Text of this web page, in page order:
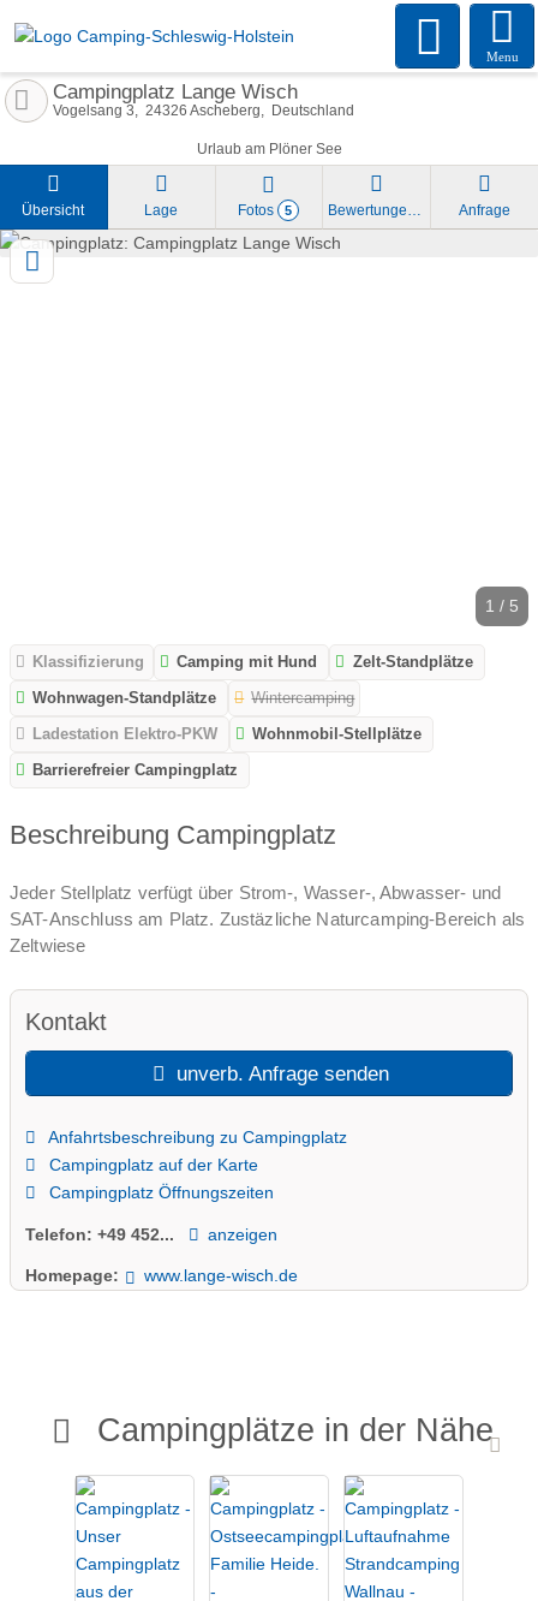
Menu
Campingplatz Lange Wisch
Vogelsang 3 24326 Ascheberg Deutschland
Urlaub am Plöner See
Übersicht Lage Fotos 5 Bewertungen Anfrage
1 / 5
Klassifizierung Camping mit Hund
Zelt-Standplätze
Wohnwagen-Standplätze
Wintercamping
Ladestation Elektro-PKW
Wohnmobil-Stellplätze
Barrierefreier Campingplatz
Beschreibung Campingplatz
Jeder Stellplatz verfügt über Strom-, Wasser-, Abwasser- und
SAT-Anschluss am Platz. Zustäzliche Naturcamping-Bereich als
Zeltwiese
Kontakt
unverb. Anfrage senden
Anfahrtsbeschreibung zu Campingplatz
Campingplatz auf der Karte
Campingplatz Öffnungszeiten
Telefon: +49 452... anzeigen
Homepage: www.lange-wisch.de
Campingplätze in der Nähe